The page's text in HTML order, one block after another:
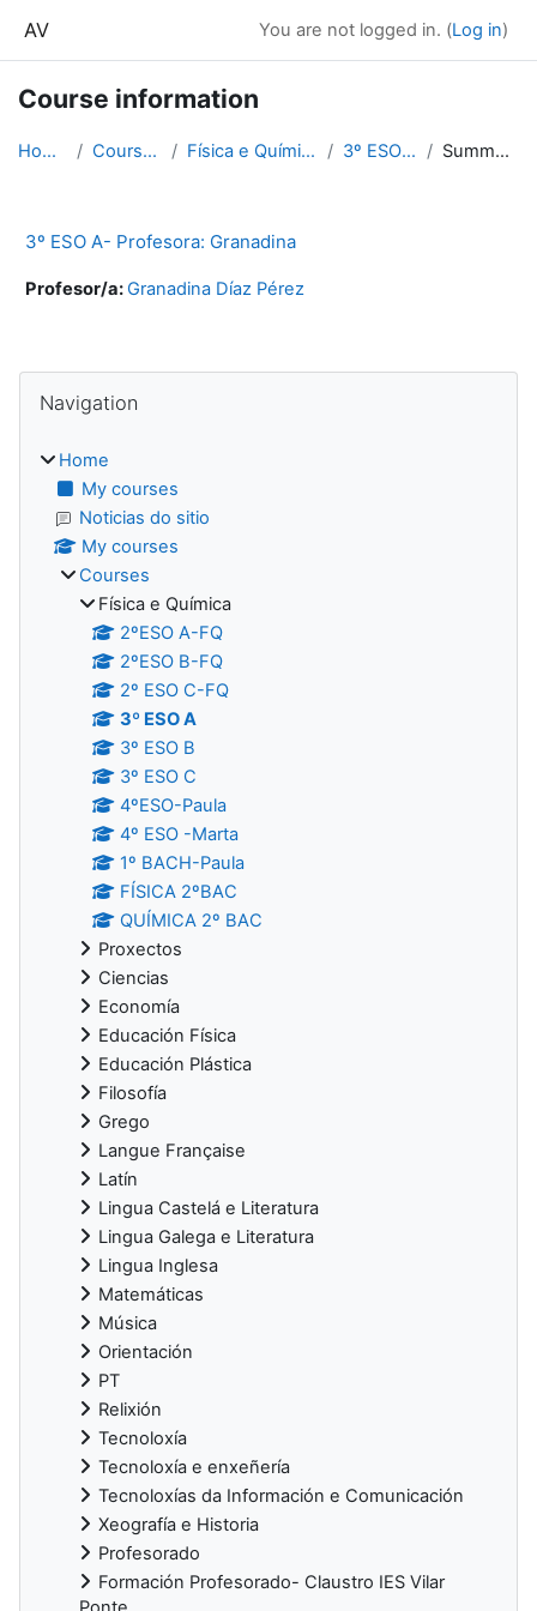
AV You are not logged in. (Log in)
Course information
Home Courses Física e Química 3º ESO A Summary
3º ESO A- Profesora: Granadina
Profesor/a:Granadina Díaz Pérez
Blocks
Navigation
Home
My courses
Noticias do sitio
My courses
Courses
Física e Química
2ºESO A-FQ
2ºESO B-FQ
2º ESO C-FQ
3º ESO A
3º ESO B
3º ESO C
4ºESO-Paula
4º ESO -Marta
1º BACH-Paula
FÍSICA 2ºBAC
QUÍMICA 2º BAC
Proxectos
Ciencias
Economía
Educación Física
Educación Plástica
Filosofía
Grego
Langue Française
Latín
Lingua Castelá e Literatura
Lingua Galega e Literatura
Lingua Inglesa
Matemáticas
Música
Orientación
PT
Relixión
Tecnoloxía
Tecnoloxía e enxeñería
Tecnoloxías da Información e Comunicación
Xeografía e Historia
Profesorado
Formación Profesorado- Claustro IES Vilar